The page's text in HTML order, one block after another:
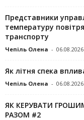
Представники
температуру
транспорту
Чепіль Олена - 06.08.2026
Як літня спека
Чепіль Олена - 06.08.2026
ЯК КЕРУВАТИ
РАЗОМ #2